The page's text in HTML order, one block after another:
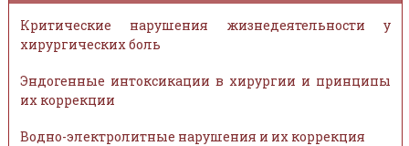
Критические нарушения жизнедеятельности у
хирургических боль
Эндогенные интоксикации в хирургии и принципы
их коррекции
Водно-электролитные нарушения и их коррекция